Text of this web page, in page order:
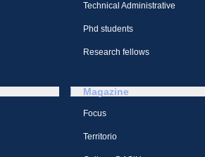
Technical Administrative
Phd students
Research fellows
Magazine
Focus
Territorio